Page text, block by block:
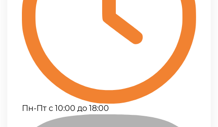
Пн-Пт с 10:00 до 18:00